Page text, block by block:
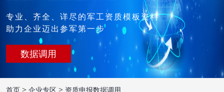
专业、齐全、详尽的军工资质模板资料
助力企业迈出参军第一步
数据调用
首页 > 企业专区 > 资质申报数据调用